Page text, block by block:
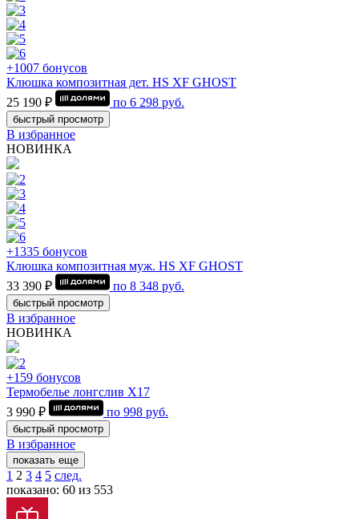
+1007 бонусов
Клюшка композитная дет. HS XF GHOST
25 190 ₽
по 6 298 руб.
быстрый просмотр
В избранное
НОВИНКА
+1335 бонусов
Клюшка композитная муж. HS XF GHOST
33 390 ₽
по 8 348 руб.
быстрый просмотр
В избранное
НОВИНКА
+159 бонусов
Термобелье лонгслив Х17
3 990 ₽
по 998 руб.
быстрый просмотр
В избранное
показать еще
1 2 3 4 5 след.
показано: 60 из 553